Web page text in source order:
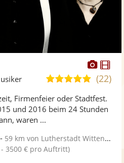
Fotos
5,0
5
(22)
Firmenfeier oder Stadtfest.
und 2016 beim 24 Stunden
waren ...
- 59 km von Lutherstadt Wittenberg
- 3500 € pro Auftritt)